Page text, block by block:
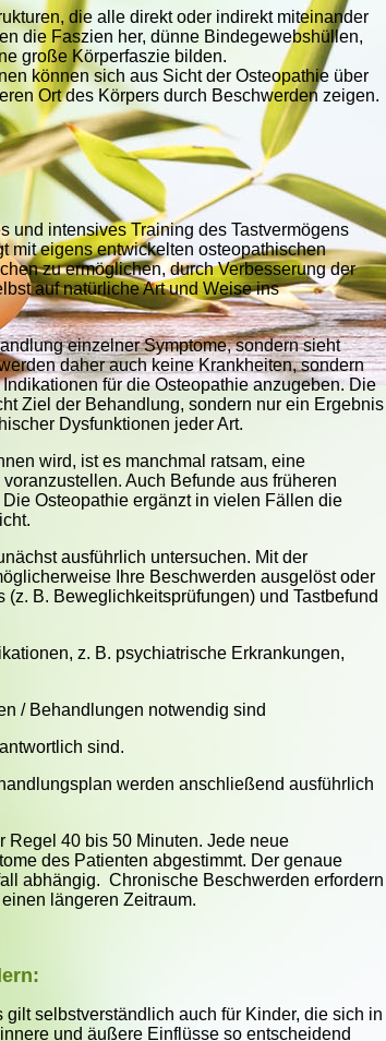
die alle direkt oder indirekt miteinander
die Faszien her, dünne Bindegewebshüllen,
große Körperfaszie bilden.
können sich aus Sicht der Osteopathie über
Ort des Körpers durch Beschwerden zeigen.
und intensives Training des Tastvermögens
mit eigens entwickelten osteopathischen
zu ermöglichen, durch Verbesserung der
auf natürliche Art und Weise ins
einzelner Symptome, sondern sieht
daher auch keine Krankheiten, sondern
für die Osteopathie anzugeben. Die
Ziel der Behandlung, sondern nur ein Ergebnis
Dysfunktionen jeder Art.
wird, ist es manchmal ratsam, eine
Auch Befunde aus früheren
Osteopathie ergänzt in vielen Fällen die
nicht.
ausführlich untersuchen. Mit der
Ihre Beschwerden ausgelöst oder
B. Beweglichkeitsprüfungen) und Tastbefund
z. B. psychiatrische Erkrankungen,
/ Behandlungen notwendig sind
sind.
werden anschließend ausführlich
40 bis 50 Minuten. Jede neue
des Patienten abgestimmt. Der genaue
abhängig. Chronische Beschwerden erfordern
längeren Zeitraum.
selbstverständlich auch für Kinder, die sich in
und äußere Einflüsse so entscheidend